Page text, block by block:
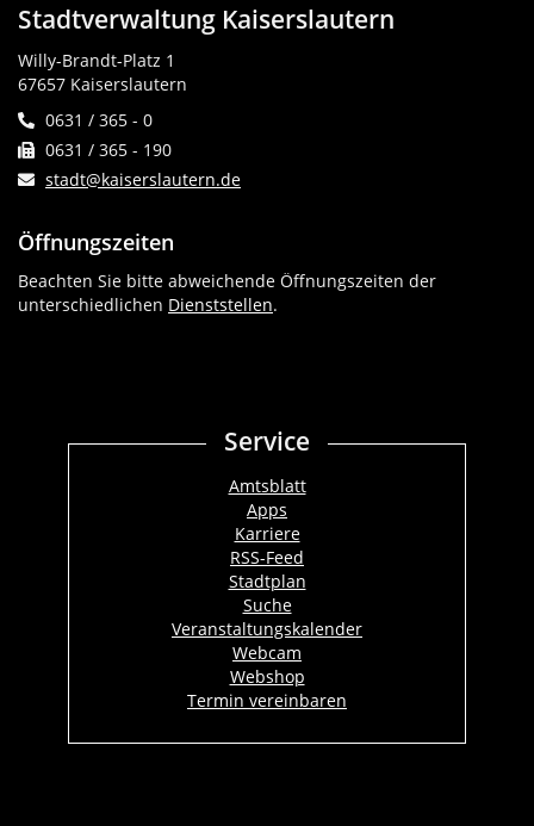
Stadtverwaltung Kaiserslautern
Willy-Brandt-Platz 1
67657 Kaiserslautern
0631 / 365 - 0
0631 / 365 - 190
stadt@kaiserslautern.de
Öffnungszeiten
Beachten Sie bitte abweichende Öffnungszeiten der
unterschiedlichen Dienststellen.
Service
Amtsblatt
Apps
Karriere
RSS-Feed
Stadtplan
Suche
Veranstaltungskalender
Webcam
Webshop
Termin vereinbaren